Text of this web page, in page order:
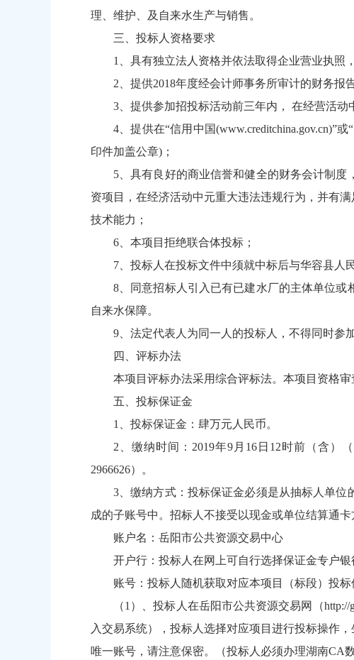
理、维护、及自来水生产与销售。
三、投标人资格要求
1、具有独立法人资格并依法取得企业营业执照
2、提供2018年度经会计师事务所审计的财务报
3、提供参加招投标活动前三年内， 在经营活动
4、提供在“信用中国(www.creditchina.gov.cn)”或
印件加盖公章)；
5、具有良好的商业信誉和健全的财务会计制
资项目，在经济活动中元重大违法违规行为，并有
技术能力；
6、本项目拒绝联合体投标；
7、投标人在投标文件中须就中标后与华容县人
8、同意招标人引入已有已建水厂的主体单位
自来水保障。
9、法定代表人为同一人的投标人，不得同时参
四、评标办法
本项目评标办法采用综合评标法。本项目资格审
五、投标保证金
1、投标保证金：肆万元人民币。
2、缴纳时间：2019年9月16日12时前（含）
2966626）。
3、缴纳方式：投标保证金必须是从抽标人单
成的子账号中。招标人不接受以现金或单位结算通卡
账户名：岳阳市公共资源交易中心
开户行：投标人在网上可自行选择保证金专户银
账号：投标人随机获取对应本项目（标段）投
（1）、投标人在岳阳市公共资源交易网（http://
入交易系统），投标人选择对应项目进行投标操作
唯一账号，请注意保密。（投标人必须办理湖南CA